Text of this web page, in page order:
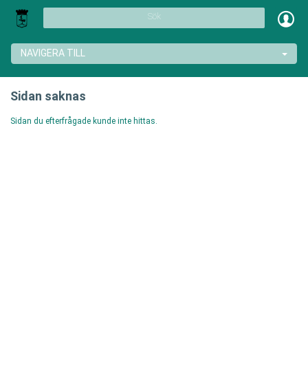
Sök
NAVIGERA TILL
Sidan saknas
Sidan du efterfrågade kunde inte hittas.